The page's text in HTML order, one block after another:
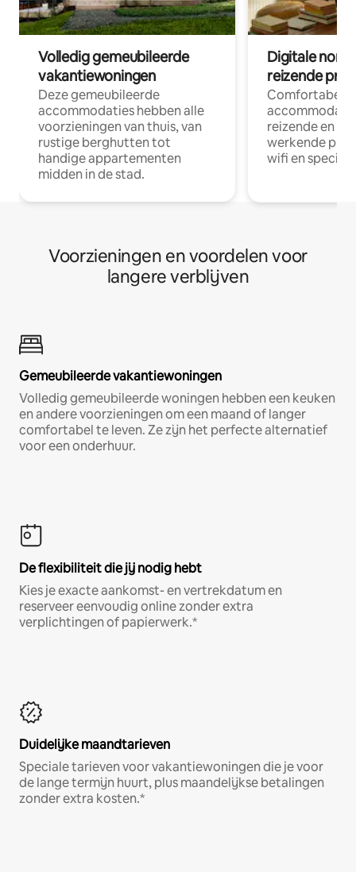
Volledig gemeubileerde
vakantiewoningen
Deze gemeubileerde
accommodaties hebben alle
voorzieningen van thuis, van
rustige berghutten tot
handige appartementen
midden in de stad.
Digitale
reizende
Comfortabele
reizende en
werkende
wifi en
Voorzieningen en voordelen voor
langere verblijven
Gemeubileerde vakantiewoningen
Volledig gemeubileerde woningen hebben een keuken
en andere voorzieningen om een maand of langer
comfortabel te leven. Ze zijn het perfecte alternatief
voor een onderhuur.
De flexibiliteit die jij nodig hebt
Kies je exacte aankomst- en vertrekdatum en
reserveer eenvoudig online zonder extra
verplichtingen of papierwerk.*
Duidelijke maandtarieven
Speciale tarieven voor vakantiewoningen die je voor
de lange termijn huurt, plus maandelijkse betalingen
zonder extra kosten.*